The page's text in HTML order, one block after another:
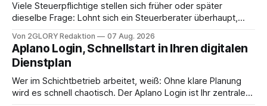
Viele Steuerpflichtige stellen sich früher oder später
dieselbe Frage: Lohnt sich ein Steuerberater überhaupt,
erledigen? Die kurze Antwort: Bei einfachen
Einkommensverhältnissen reicht häufig eine Steuersoftware
aus – sobald jedoch mehrere Einkunftsarten
zusammentreffen oder größere finanzielle Veränderungen
anstehen, zahlt sich professionelle Unterstützung meist
Von 2GLORY Redaktion 07 Aug. 2026
Aplano Login, Schnellstart in Ihren digitalen
Dienstplan
Wer im Schichtbetrieb arbeitet, weiß: Ohne klare Planung
wird es schnell chaotisch. Der Aplano Login ist Ihr zentraler